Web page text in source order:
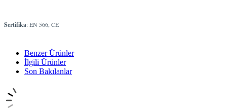
Sertifika: EN 566, CE
Benzer Ürünler
İlgili Ürünler
Son Bakılanlar